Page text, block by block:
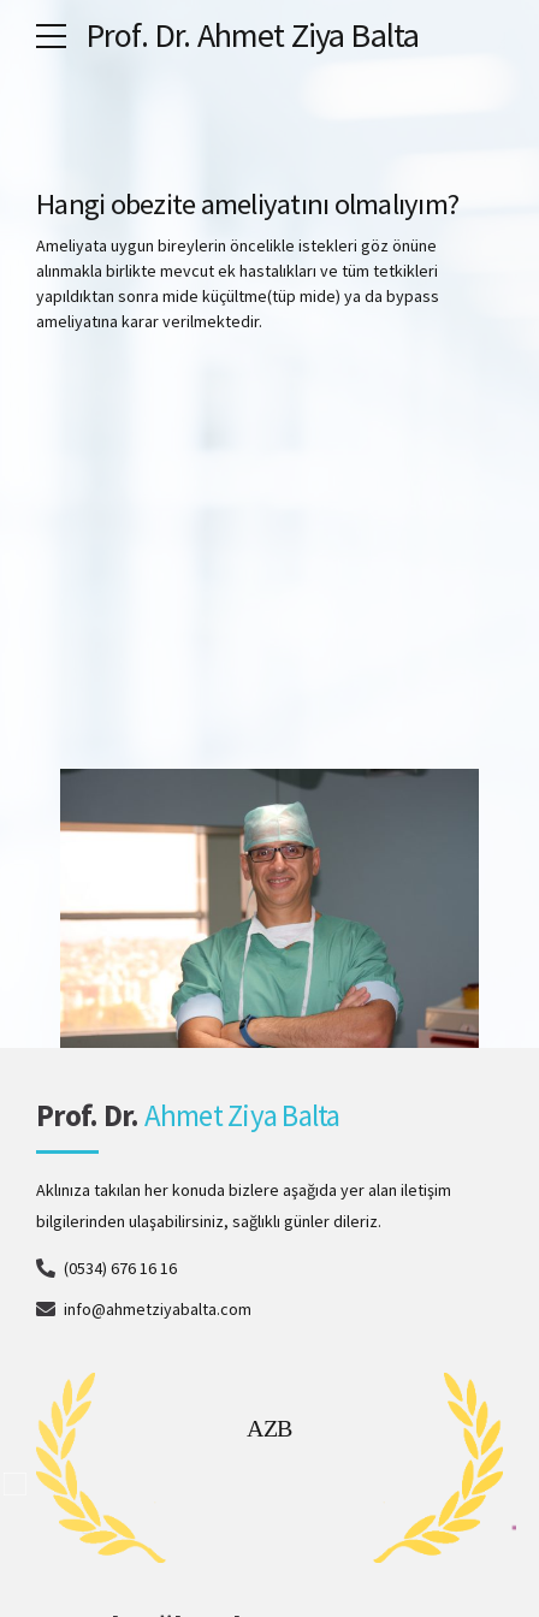
Prof. Dr. Ahmet Ziya Balta
Hangi obezite ameliyatını olmalıyım?
Ameliyata uygun bireylerin öncelikle istekleri göz önüne
alınmakla birlikte mevcut ek hastalıkları ve tüm tetkikleri
yapıldıktan sonra mide küçültme(tüp mide) ya da bypass
ameliyatına karar verilmektedir.
Prof. Dr.Ahmet Ziya Balta
Aklınıza takılan her konuda bizlere aşağıda yer alan iletişim
bilgilerinden ulaşabilirsiniz, sağlıklı günler dileriz.
(0534) 676 16 16
info@ahmetziyabalta.com
AZB